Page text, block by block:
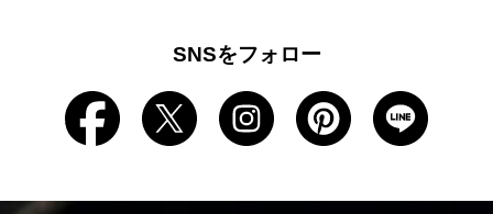
SNSをフォロー